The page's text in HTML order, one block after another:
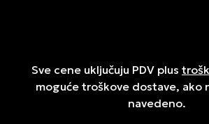
Sve cene uključuju PDV plus
moguće troškove dostave, ako
navedeno.